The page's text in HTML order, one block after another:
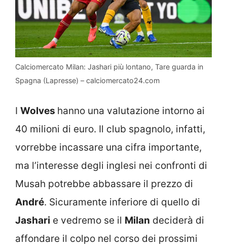
Calciomercato Milan: Jashari più lontano, Tare guarda in
Spagna (Lapresse) – calciomercato24.com
I Wolves hanno una valutazione intorno ai
40 milioni di euro. Il club spagnolo, infatti,
vorrebbe incassare una cifra importante,
ma l’interesse degli inglesi nei confronti di
Musah potrebbe abbassare il prezzo di
André. Sicuramente inferiore di quello di
Jashari e vedremo se il Milan deciderà di
affondare il colpo nel corso dei prossimi